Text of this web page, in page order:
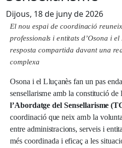
Dijous, 18 de juny de 2026
Elnouespai de coordinacióreunei
professionals ientitats d’Osona i el
resposta compartida davant una re
complexa
Osona i el Lluçanèsfanunpasend
sensellarismeamb la constitucióde
l’Abordatge delSensellarisme (T
coordinació queneixamb la volunt
entre administracions,serveis i entita
méscoordinada i eficaç alessituaci